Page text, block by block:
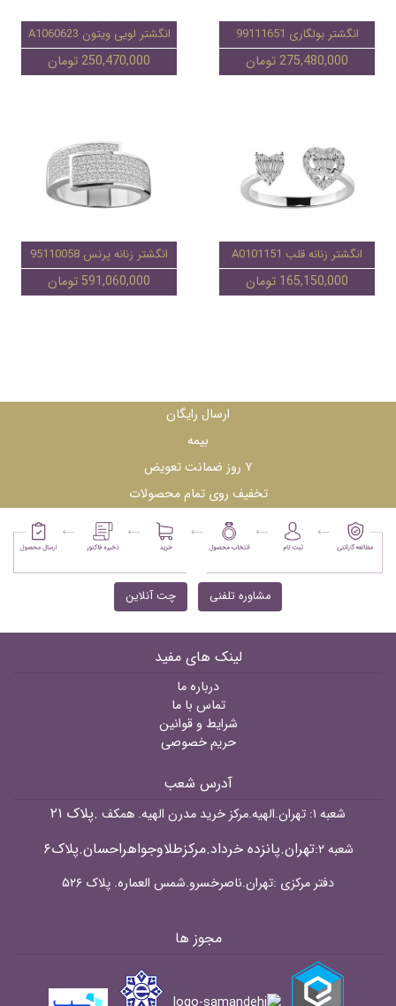
انگشتر بولگاری 99111651
275,480,000 تومان
انگشتر لویی ویتون A1060623
250,470,000 تومان
انگشتر زنانه قلب A0101151
165,150,000 تومان
انگشتر زنانه پرنس 95110058
591,060,000 تومان
ارسال رایگان
بیمه
۷ روز ضمانت تعویض
تخفیف روی تمام محصولات
مشاوره تلفنی چت آنلاین
لینک های مفید
درباره ما
تماس با ما
شرایط و قوانین
حریم خصوصی
آدرس شعب
شعبه ۱: تهران.الهیه.مرکز خرید مدرن الهیه. همکف .پلاک ۲۱
شعبه ۲: تهران.پانزده خرداد.مرکزطلاوجواهراحسان.پلاک۶
دفتر مرکزی :تهران.ناصرخسرو.شمس العماره. پلاک ۵۲۶
مجوز ها